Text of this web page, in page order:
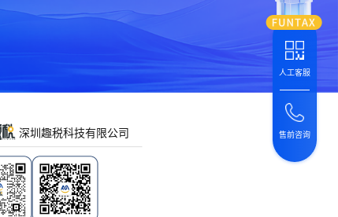
人工客服
售前咨询
深圳趣税科技有限公司